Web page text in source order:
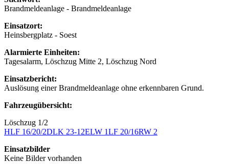
Brandmeldeanlage - Brandmeldeanlage
Einsatzort:
Heinsbergplatz - Soest
Alarmierte Einheiten:
Tagesalarm, Löschzug Mitte 2, Löschzug Nord
Einsatzbericht:
Auslösung einer Brandmeldeanlage ohne erkennbaren Grund.
Fahrzeugübersicht:
Löschzug 1/2
HLF 16/20/2DLK 23-12ELW 1LF 20/16RW 2
Einsatzbilder
Keine Bilder vorhanden